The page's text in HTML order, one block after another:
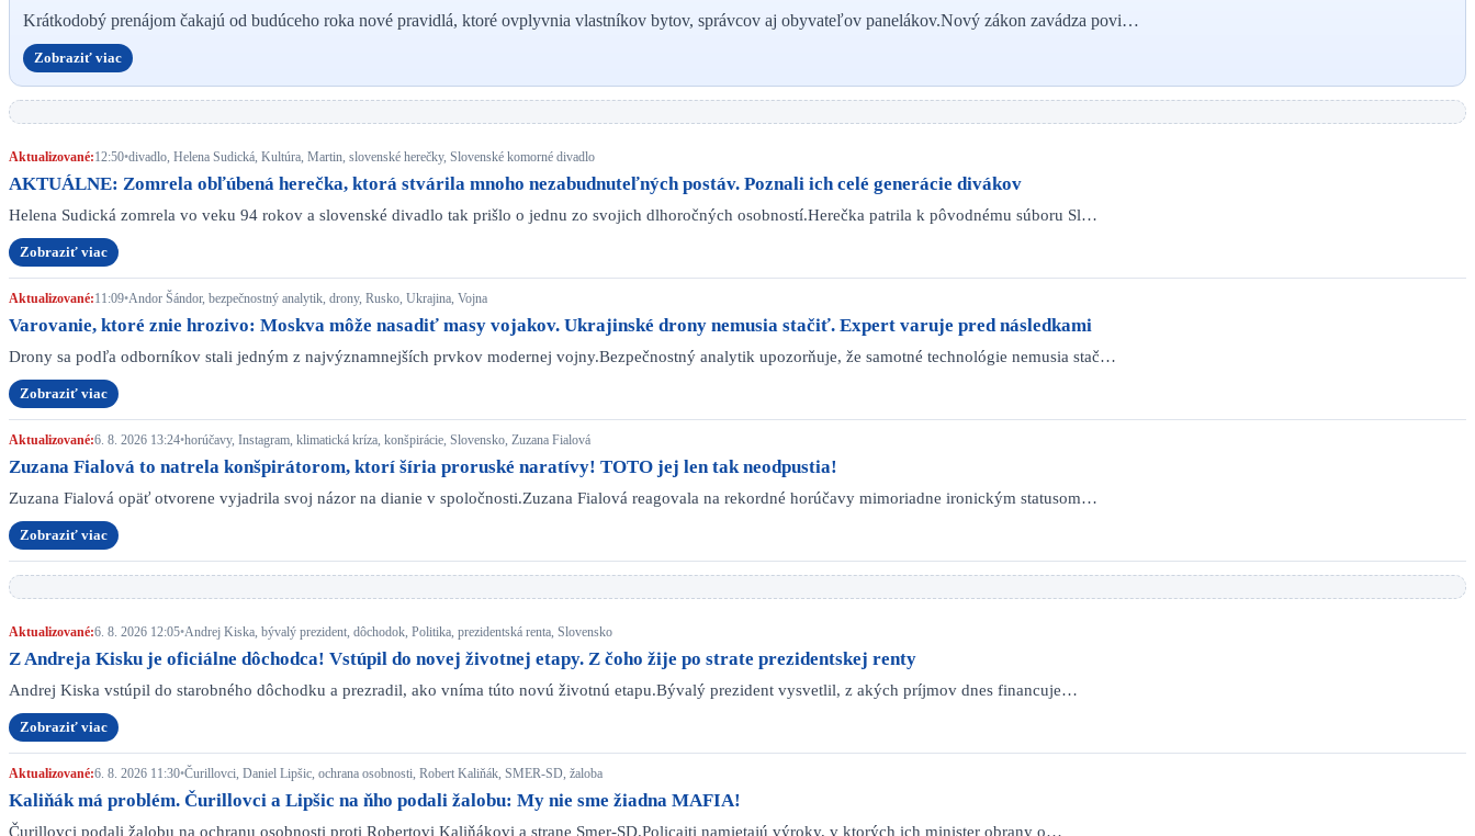
Krátkodobý prenájom čakajú od budúceho roka nové pravidlá, ktoré ovplyvnia vlastníkov bytov, správcov aj obyvateľov panelákov.Nový zákon zavádza povi…
Zobraziť viac
Aktualizované:12:50•divadlo, Helena Sudická, Kultúra, Martin, slovenské herečky, Slovenské komorné divadlo
AKTUÁLNE: Zomrela obľúbená herečka, ktorá stvárila mnoho nezabudnuteľných postáv. Poznali ich celé generácie divákov
Helena Sudická zomrela vo veku 94 rokov a slovenské divadlo tak prišlo o jednu zo svojich dlhoročných osobností.Herečka patrila k pôvodnému súboru Sl…
Zobraziť viac
Aktualizované:11:09•Andor Šándor, bezpečnostný analytik, drony, Rusko, Ukrajina, Vojna
Varovanie, ktoré znie hrozivo: Moskva môže nasadiť masy vojakov. Ukrajinské drony nemusia stačiť. Expert varuje pred následkami
Drony sa podľa odborníkov stali jedným z najvýznamnejších prvkov modernej vojny.Bezpečnostný analytik upozorňuje, že samotné technológie nemusia stač…
Zobraziť viac
Aktualizované:6. 8. 2026 13:24•horúčavy, Instagram, klimatická kríza, konšpirácie, Slovensko, Zuzana Fialová
Zuzana Fialová to natrela konšpirátorom, ktorí šíria proruské naratívy! TOTO jej len tak neodpustia!
Zuzana Fialová opäť otvorene vyjadrila svoj názor na dianie v spoločnosti.Zuzana Fialová reagovala na rekordné horúčavy mimoriadne ironickým statusom…
Zobraziť viac
Aktualizované:6. 8. 2026 12:05•Andrej Kiska, bývalý prezident, dôchodok, Politika, prezidentská renta, Slovensko
Z Andreja Kisku je oficiálne dôchodca! Vstúpil do novej životnej etapy. Z čoho žije po strate prezidentskej renty
Andrej Kiska vstúpil do starobného dôchodku a prezradil, ako vníma túto novú životnú etapu.Bývalý prezident vysvetlil, z akých príjmov dnes financuje…
Zobraziť viac
Aktualizované:6. 8. 2026 11:30•Čurillovci, Daniel Lipšic, ochrana osobnosti, Robert Kaliňák, SMER-SD, žaloba
Kaliňák má problém. Čurillovci a Lipšic na ňho podali žalobu: My nie sme žiadna MAFIA!
Čurillovci podali žalobu na ochranu osobnosti proti Robertovi Kaliňákovi a strane Smer-SD.Policajti namietajú výroky, v ktorých ich minister obrany o…